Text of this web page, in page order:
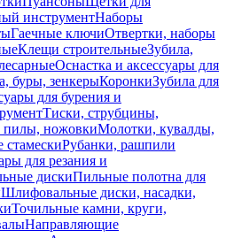
инструментНаборы
Гаечные ключиОтвертки, наборы
Клещи строительныеЗубила,
Оснастка и аксессуары для
буры, зенкерыКоронкиЗубила для
для бурения и
Тиски, струбцины,
пилы, ножовкиМолотки, кувалды,
стамескиРубанки, рашпили
для резания и
дискиПильные полотна для
Шлифовальные диски, насадки,
Точильные камни, круги,
Направляющие